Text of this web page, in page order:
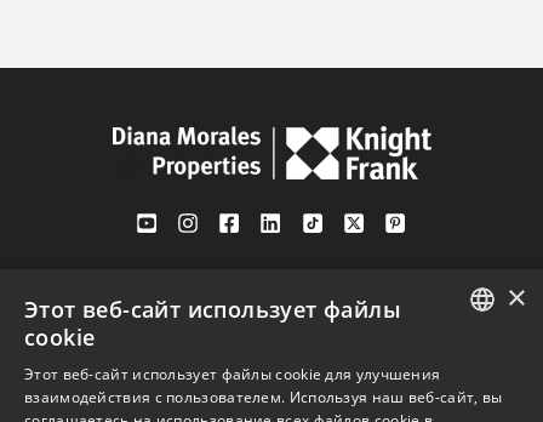
1st Floor, Office 3
29601 Marbella
SPANISH
×
Этот веб-сайт использует файлы
cookie
Этот веб-сайт использует файлы cookie для улучшения
взаимодействия с пользователем. Используя наш веб-сайт, вы